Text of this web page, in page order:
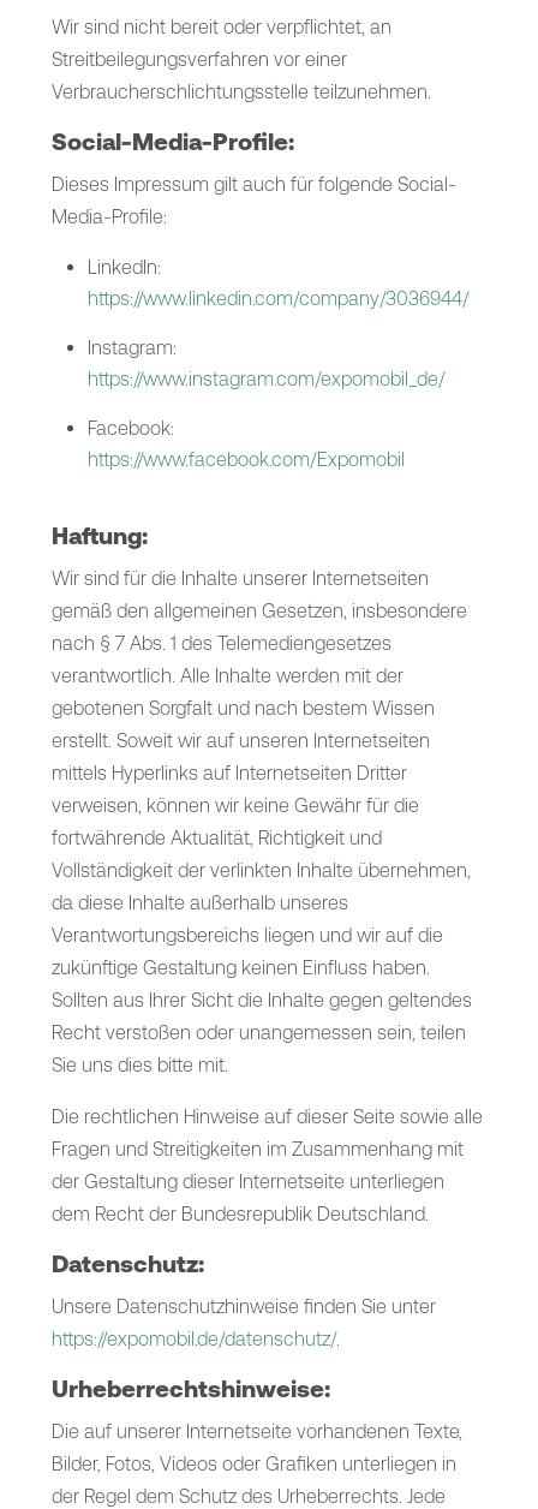
Wir sind nicht bereit oder verpflichtet, an
Streitbeilegungsverfahren vor einer
Verbraucherschlichtungsstelle teilzunehmen.
Social-Media-Profile:
Dieses Impressum gilt auch für folgende Social-
Media-Profile:
LinkedIn:
https://www.linkedin.com/company/3036944/
Instagram:
https://www.instagram.com/expomobil_de/
Facebook:
https://www.facebook.com/Expomobil
Haftung:
Wir sind für die Inhalte unserer Internetseiten
gemäß den allgemeinen Gesetzen, insbesondere
nach § 7 Abs. 1 des Telemediengesetzes
verantwortlich. Alle Inhalte werden mit der
gebotenen Sorgfalt und nach bestem Wissen
erstellt. Soweit wir auf unseren Internetseiten
mittels Hyperlinks auf Internetseiten Dritter
verweisen, können wir keine Gewähr für die
fortwährende Aktualität, Richtigkeit und
Vollständigkeit der verlinkten Inhalte übernehmen,
da diese Inhalte außerhalb unseres
Verantwortungsbereichs liegen und wir auf die
zukünftige Gestaltung keinen Einfluss haben.
Sollten aus Ihrer Sicht die Inhalte gegen geltendes
Recht verstoßen oder unangemessen sein, teilen
Sie uns dies bitte mit.
Die rechtlichen Hinweise auf dieser Seite sowie alle
Fragen und Streitigkeiten im Zusammenhang mit
der Gestaltung dieser Internetseite unterliegen
dem Recht der Bundesrepublik Deutschland.
Datenschutz:
Unsere Datenschutzhinweise finden Sie unter
https://expomobil.de/datenschutz/.
Urheberrechtshinweise:
Die auf unserer Internetseite vorhandenen Texte,
Bilder, Fotos, Videos oder Grafiken unterliegen in
der Regel dem Schutz des Urheberrechts. Jede